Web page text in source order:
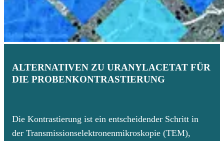
ALTERNATIVEN ZU URANYLACETAT FÜR
DIE PROBENKONTRASTIERUNG
Die Kontrastierung ist ein entscheidender Schritt in
der Transmissionselektronenmikroskopie (TEM),